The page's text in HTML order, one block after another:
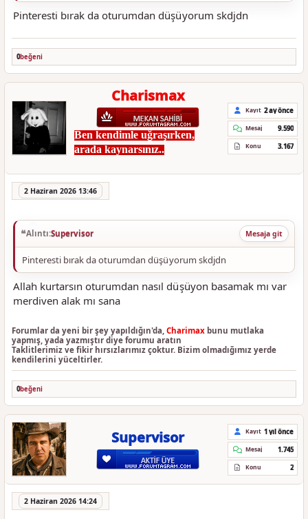
Pinteresti bırak da oturumdan düşüyorum skdjdn
0beğeni
Charismax
Ben kendimle uğraşırken,
arada kaynarsınız..
Kayıt 2 ay önce
Mesaj 9.590
Konu 3.167
2 Haziran 2026 13:46
Alıntı:Supervisor Mesaja git
Pinteresti bırak da oturumdan düşüyorum skdjdn
Allah kurtarsın oturumdan nasıl düşüyon basamak mı var
merdiven alak mı sana
Forumlar da yeni bir şey yapıldığın'da, Charimax bunu mutlaka
yapmış, yada yazmıştır diye forumu aratın
Taklitlerimiz ve fikir hırsızlarımız çoktur. Bizim olmadığımız yerde
kendilerini yüceltirler.
0beğeni
Supervisor Kayıt 1 yıl önce
Mesaj 1.745
Konu 2
2 Haziran 2026 14:24